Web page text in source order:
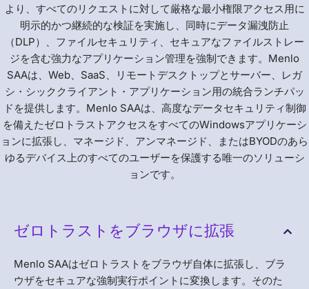
より、すべてのリクエストに対して厳格な最小権限アクセス用に
明示的かつ継続的な検証を実施し、同時にデータ漏洩防止
（DLP）、ファイルセキュリティ、セキュアなファイルストレー
ジを含む強力なアプリケーション管理を強制できます。Menlo
SAAは、Web、SaaS、リモートデスクトップとサーバー、レガ
シ・シッククライアント・アプリケーション用の統合ランチパッ
ドを提供します。Menlo SAAは、高度なデータセキュリティ制御
を備えたゼロトラストアクセスをすべてのWindowsアプリケーシ
ョンに拡張し、マネージド、アンマネージド、またはBYODのあら
ゆるデバイス上のすべてのユーザーを保護する唯一のソリューシ
ョンです。
ゼロトラストをブラウザに拡張
Menlo SAAはゼロトラストをブラウザ自体に拡張し、ブラ
ウザをセキュアな強制実行ポイントに変換します。そのた